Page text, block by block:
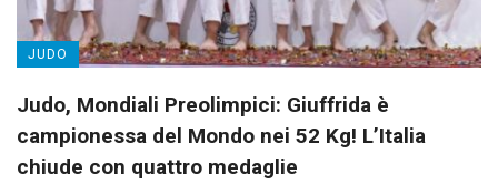
JUDO
Judo, Mondiali Preolimpici: Giuffrida è
campionessa del Mondo nei 52 Kg! L’Italia
chiude con quattro medaglie